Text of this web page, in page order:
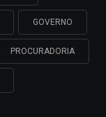
GOVERNO
PROCURADORIA